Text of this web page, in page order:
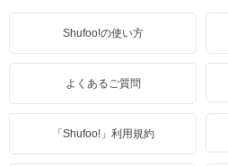
Shufoo!の使い方
よくあるご質問
「Shufoo!」利用規約